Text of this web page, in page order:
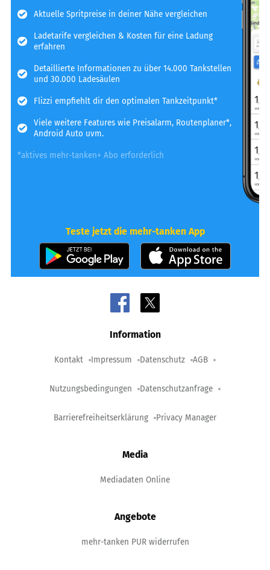
Aktuelle Spritpreise in deiner Nähe vergleichen
Ladetarife vergleichen & Kosten für eine Ladung
erfahren
Detaillierte Informationen zu über 14.000 Tankstellen
und 30.000 Ladesäulen
Flizzi empfiehlt dir den optimalen Tankzeitpunkt*
Viele weitere Features wie Preisalarm, Routenplaner*,
Android Auto uvm.
*aktives mehr-tanken+ Abo erforderlich
Teste jetzt die mehr-tanken App
Information
Kontakt Impressum Datenschutz AGB
Nutzungsbedingungen Datenschutzanfrage
Barrierefreiheitserklärung Privacy Manager
Media
Mediadaten Online
Angebote
mehr-tanken PUR widerrufen